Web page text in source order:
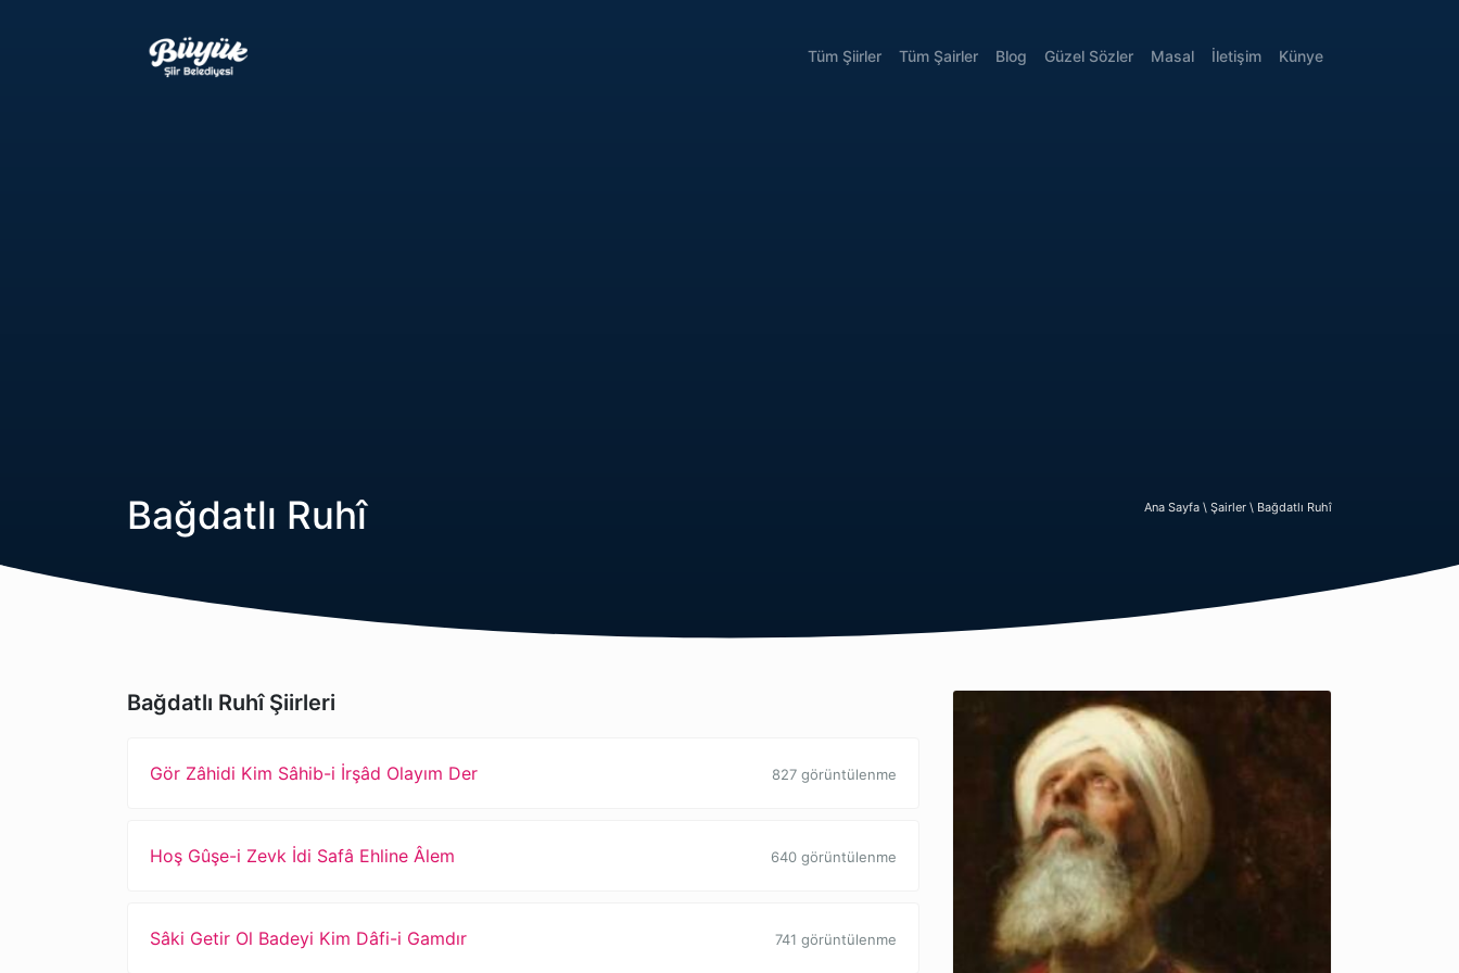
Tüm Şiirler Tüm Şairler Blog Güzel Sözler Masal İletişim Künye
Bağdatlı Ruhî Ana Sayfa \ Şairler \ Bağdatlı Ruhî
Bağdatlı Ruhî Şiirleri
Gör Zâhidi Kim Sâhib-i İrşâd Olayım Der 827 görüntülenme
Hoş Gûşe-i Zevk İdi Safâ Ehline Âlem 640 görüntülenme
Sâki Getir Ol Badeyi Kim Dâfi-i Gamdır 741 görüntülenme